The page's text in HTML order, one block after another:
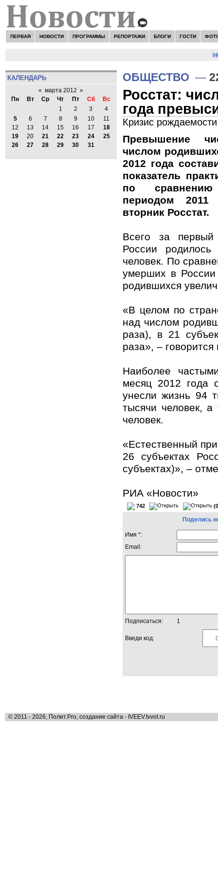
ПЕРВАЯ НОВОСТИ ПРОГРАММЫ РЕПОРТАЖИ БЛОГИ ГОСТИ
КАЛЕНДАРЬ
« марта 2012 »
Пн
Вт Ср Чт Пт Сб
Вс
1
2 3
4
5
6 7 8 9 10
11
12
13 14 15 16 17
18
19
20 21 22 23 24
25
26
27 28 29 30 31
ОБЩЕСТВО —
Росстат:
года
Кризис
Превышение
числом
2012 года
показатель
по
периодом
вторник Росстат.
Всего за
России
человек. По
умерших в России
родившихся
«В целом по
над числом
раза), в 21
раза», –
Наиболее
месяц 2012 года
унесли жизнь 94
тысячи человек,
человек.
«Естественный
26 субъектах
субъектах)», –
РИА «Новости»
742
Поделись
Имя *:
Email:
Подписаться: 1
Введи код:
© 2011 - 2026, Полит.Pro, создание сайта - IVEEV.tvvot.ru